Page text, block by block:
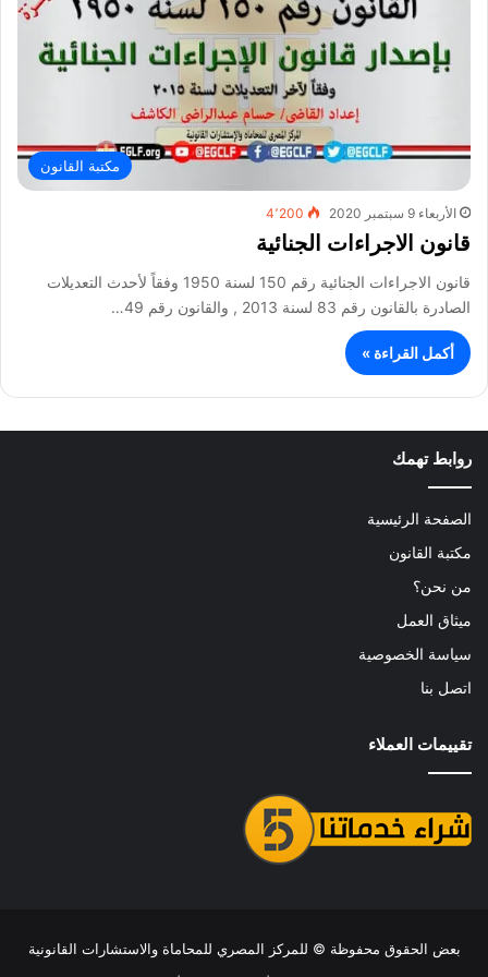
مكتبة القانون
الأربعاء 9 سبتمبر 2020 4٬200
قانون الاجراءات الجنائية
قانون الاجراءات الجنائية رقم 150 لسنة 1950 وفقاً لأحدث التعديلات
الصادرة بالقانون رقم 83 لسنة 2013 , والقانون رقم 49…
أكمل القراءة »
روابط تهمك
الصفحة الرئيسية
مكتبة القانون
من نحن؟
ميثاق العمل
سياسة الخصوصية
اتصل بنا
تقييمات العملاء
بعض الحقوق محفوظة © للمركز المصري للمحاماة والاستشارات القانونية